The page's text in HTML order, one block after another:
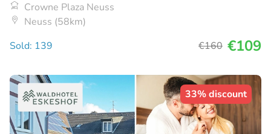
Crowne Plaza Neuss
Neuss (58km)
Sold: 139
€160 €109
33% discount